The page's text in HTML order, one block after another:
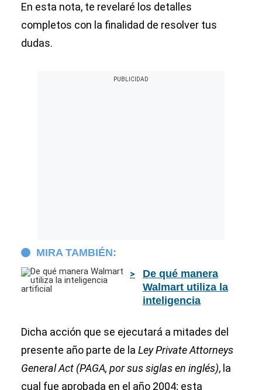
En esta nota, te revelaré los detalles
completos con la finalidad de resolver tus
dudas.
MIRA TAMBIÉN:
De qué manera
Walmart utiliza la
inteligencia
Dicha acción que se ejecutará a mitades del
presente año parte de la Ley Private Attorneys
General Act (PAGA, por sus siglas en inglés), la
cual fue aprobada en el año 2004; esta